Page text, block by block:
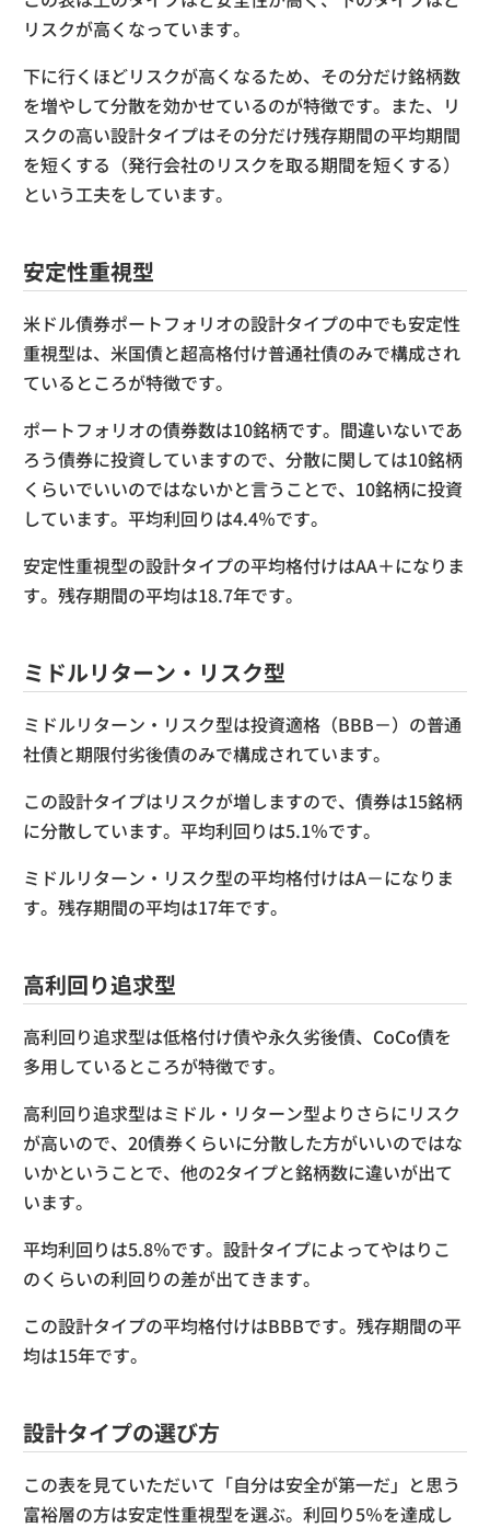
リスクが高くなっています。
下に行くほどリスクが高くなるため、その分だけ銘柄数
を増やして分散を効かせているのが特徴です。また、リ
スクの高い設計タイプはその分だけ残存期間の平均期間
を短くする（発行会社のリスクを取る期間を短くする）
という工夫をしています。
安定性重視型
米ドル債券ポートフォリオの設計タイプの中でも安定性
重視型は、米国債と超高格付け普通社債のみで構成され
ているところが特徴です。
ポートフォリオの債券数は10銘柄です。間違いないであ
ろう債券に投資していますので、分散に関しては10銘柄
くらいでいいのではないかと言うことで、10銘柄に投資
しています。平均利回りは4.4％です。
安定性重視型の設計タイプの平均格付けはAA＋になりま
す。残存期間の平均は18.7年です。
ミドルリターン・リスク型
ミドルリターン・リスク型は投資適格（BBB－）の普通
社債と期限付劣後債のみで構成されています。
この設計タイプはリスクが増しますので、債券は15銘柄
に分散しています。平均利回りは5.1％です。
ミドルリターン・リスク型の平均格付けはA－になりま
す。残存期間の平均は17年です。
高利回り追求型
高利回り追求型は低格付け債や永久劣後債、CoCo債を
多用しているところが特徴です。
高利回り追求型はミドル・リターン型よりさらにリスク
が高いので、20債券くらいに分散した方がいいのではな
いかということで、他の2タイプと銘柄数に違いが出て
います。
平均利回りは5.8％です。設計タイプによってやはりこ
のくらいの利回りの差が出てきます。
この設計タイプの平均格付けはBBBです。残存期間の平
均は15年です。
設計タイプの選び方
この表を見ていただいて「自分は安全が第一だ」と思う
富裕層の方は安定性重視型を選ぶ。利回り5％を達成し